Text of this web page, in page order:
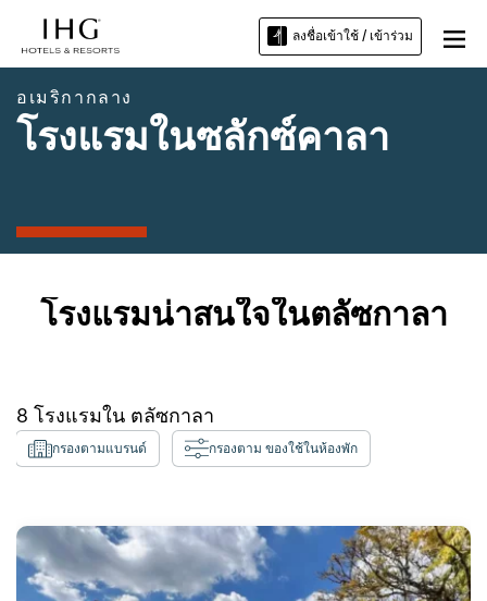
ลงชื่อเข้าใช้ / เข้าร่วม
อเมริกากลาง
โรงแรมในซลักซ์คาลา
โรงแรมน่าสนใจในตลัซกาลา
8 โรงแรมใน ตลัซกาลา
กรองตามแบรนด์ กรองตาม ของใช้ในห้องพัก